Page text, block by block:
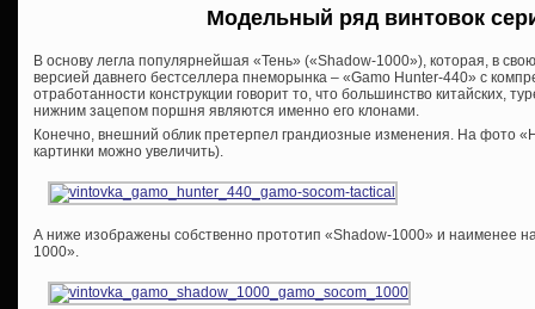
Модельный ряд винтовок
В основу легла популярнейшая «Тень» («Shadow-1000»), которая, в
версией давнего бестселлера пнеморынка – «Gamo Hunter-440» с
отработанности конструкции говорит то, что большинство китайских,
нижним зацепом поршня являются именно его клонами.
Конечно, внешний облик претерпел грандиозные изменения. На фото
картинки можно увеличить).
А ниже изображены собственно прототип «Shadow-1000» и наименее
1000».